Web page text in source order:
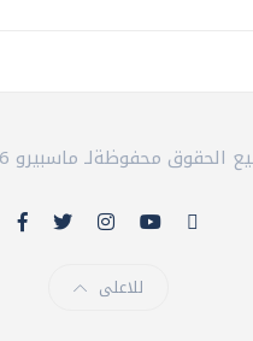
جميع الحقوق محفوظةلـ ماسبيرو
للاعلى